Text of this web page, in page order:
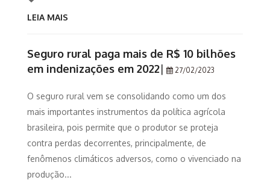
LEIA MAIS
Seguro rural paga mais de R$ 10 bilhões
em indenizações em 2022| 27/02/2023
O seguro rural vem se consolidando como um dos
mais importantes instrumentos da política agrícola
brasileira, pois permite que o produtor se proteja
contra perdas decorrentes, principalmente, de
fenômenos climáticos adversos, como o vivenciado na
produção...